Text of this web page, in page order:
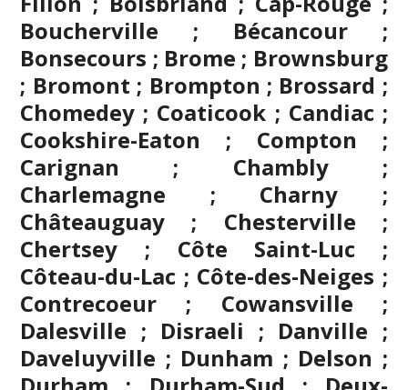
Boucherville ; Bécancour ;
Bonsecours ; Brome ; Brownsburg
; Bromont ; Brompton ; Brossard ;
Chomedey ; Coaticook ; Candiac ;
Cookshire-Eaton ; Compton ;
Carignan ; Chambly;
Charlemagne ; Charny ;
Châteauguay ; Chesterville ;
Chertsey ; Côte Saint-Luc ;
Côteau-du-Lac ; Côte-des-Neiges ;
Contrecoeur ; Cowansville ;
Dalesville ; Disraeli ; Danville ;
Daveluyville ; Dunham ; Delson ;